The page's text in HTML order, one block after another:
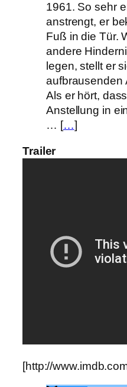
1961. So sehr
anstrengt, er
Fuß in die Tür.
andere
legen, stellt er
aufbrausenden
Als er hört,
Anstellung in
… […]
Trailer
[http://